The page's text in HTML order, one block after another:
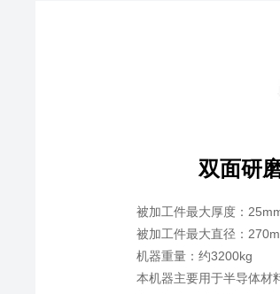
双面研
被加工件最大厚度：
被加工件最大直径：
机器重量：约3200kg
本机器主要用于半导体材